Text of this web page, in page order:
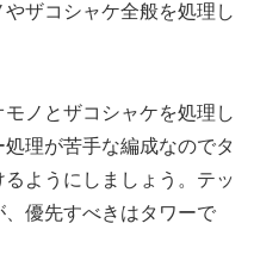
ザコシャケ全般を処理し
ノとザコシャケを処理し
理が苦手な編成なのでタ
ようにしましょう。テッ
優先すべきはタワーで